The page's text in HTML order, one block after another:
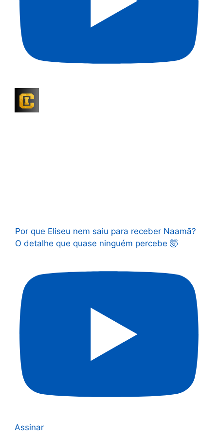
Por que Eliseu nem saiu para receber Naamã?
O detalhe que quase ninguém percebe 🤯
Assinar